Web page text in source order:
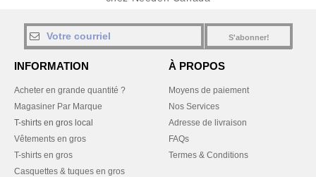
S'abonner!
INFORMATION
Acheter en grande quantité ?
Magasiner Par Marque
T-shirts en gros local
Vêtements en gros
T-shirts en gros
Casquettes & tuques en gros
À PROPOS
Moyens de paiement
Nos Services
Adresse de livraison
FAQs
Termes & Conditions